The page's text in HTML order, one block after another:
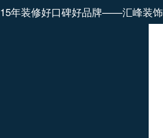
15年装修好口碑好品牌——汇峰装饰